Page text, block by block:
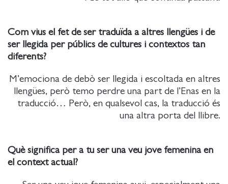
Com vius el fet de ser traduïda a altres llengües i de
ser llegida per públics de cultures i contextos tan
diferents?
M’emociona de debò ser llegida i escoltada en altres
llengües, però temo perdre una part de l’Enas en la
traducció… Però, en qualsevol cas, la traducció és
una altra porta del llibre.
Què significa per a tu ser una veu jove femenina en
el context actual?